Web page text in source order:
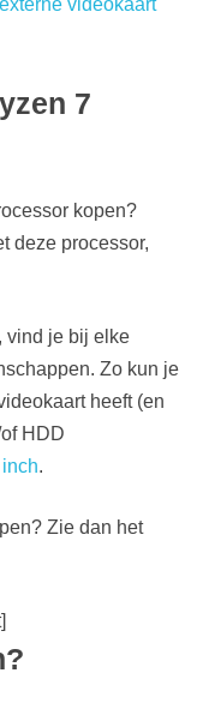
externe videokaart
7
kopen?
deze processor,
vind je bij elke
Zo kun je
heeft (en
HDD
.
Zie dan het